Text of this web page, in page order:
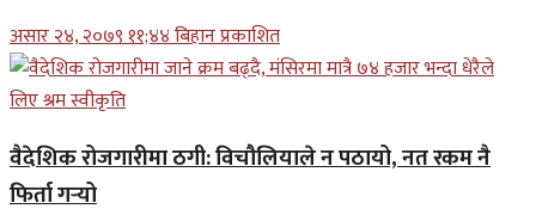
असार २४, २०७९ ११;४४ बिहान प्रकाशित
वैदेशिक रोजगारीमा ठगी: विचौलियाले न पठायो, नत रकम नै
फिर्ता गर्‍यो